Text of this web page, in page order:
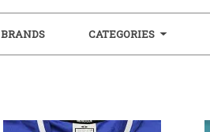
BRANDS CATEGORIES